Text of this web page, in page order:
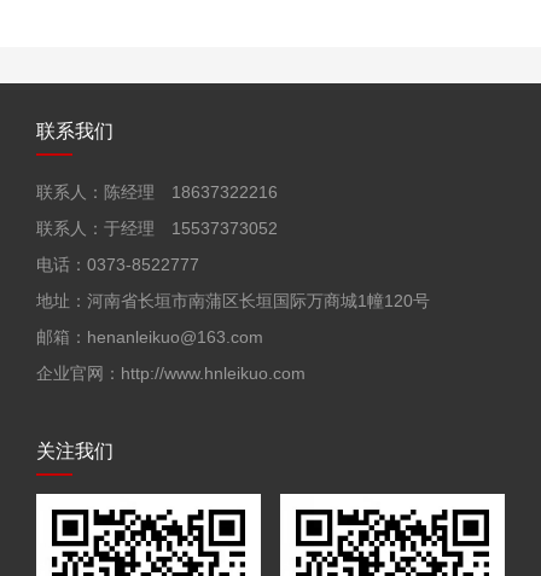
联系我们
联系人：陈经理 18637322216
联系人：于经理 15537373052
电话：0373-8522777
地址：河南省长垣市南蒲区长垣国际万商城1幢120号
邮箱：henanleikuo@163.com
企业官网：http://www.hnleikuo.com
关注我们